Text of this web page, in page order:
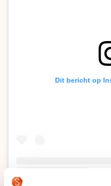
Dit bericht op